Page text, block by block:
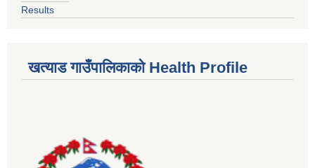
Results
खत्याड गाउँपालिकाकाे Health Profile